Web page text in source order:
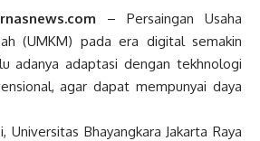
– Persaingan Usaha
(UMKM) pada era digital semakin
adanya adaptasi dengan tekhnologi
agar dapat mempunyai daya
Universitas Bhayangkara Jakarta Raya